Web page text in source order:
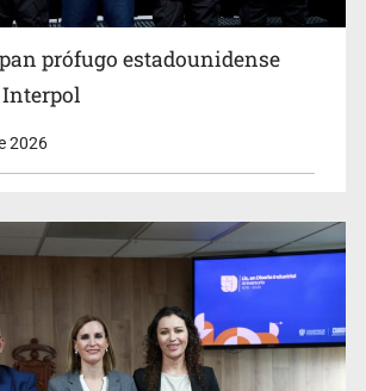
de audiencia de imputación en caso Eli
prófugo estadounidense
Interpol
2026